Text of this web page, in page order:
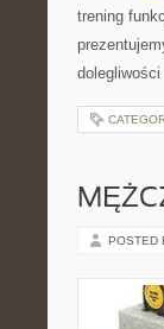
trening
POSTED